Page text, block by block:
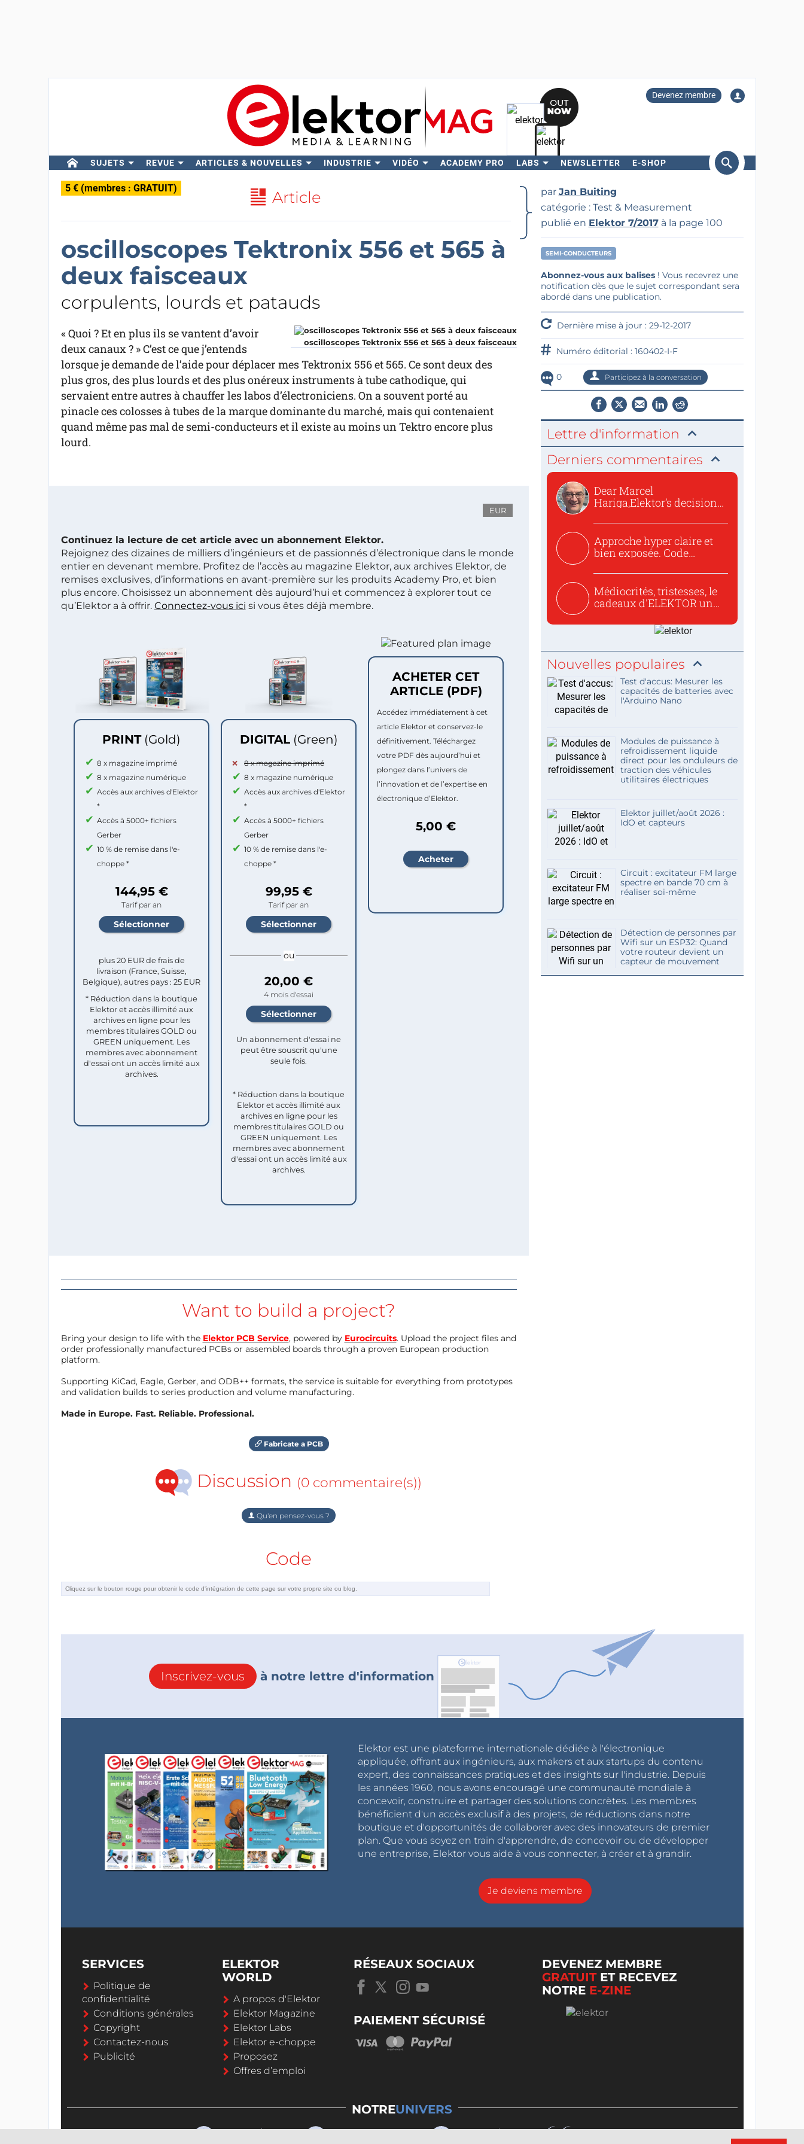
Devenez membre
SUJETS REVUE ARTICLES & NOUVELLES INDUSTRIE VIDÉO ACADEMY PRO LABS NEWSLETTER E-SHOP
Rechercher
5 € (membres : GRATUIT) Article
oscilloscopes Tektronix 556 et 565 à
deux faisceaux
corpulents, lourds et patauds
oscilloscopes Tektronix 556 et 565 à deux faisceaux
« Quoi ? Et en plus ils se vantent d’avoir
deux canaux ? » C’est ce que j’entends
lorsque je demande de l’aide pour déplacer mes Tektronix 556 et 565. Ce sont deux des
plus gros, des plus lourds et des plus onéreux instruments à tube cathodique, qui
servaient entre autres à chauffer les labos d’électroniciens. On a souvent porté au
pinacle ces colosses à tubes de la marque dominante du marché, mais qui contenaient
quand même pas mal de semi-conducteurs et il existe au moins un Tektro encore plus
lourd.
EUR
Continuez la lecture de cet article avec un abonnement Elektor.
Rejoignez des dizaines de milliers d’ingénieurs et de passionnés d’électronique dans le monde
entier en devenant membre. Profitez de l’accès au magazine Elektor, aux archives Elektor, de
remises exclusives, d’informations en avant-première sur les produits Academy Pro, et bien
plus encore. Choisissez un abonnement dès aujourd’hui et commencez à explorer tout ce
qu’Elektor a à offrir. Connectez-vous ici si vous êtes déjà membre.
PRINT (Gold)
8 x magazine imprimé
8 x magazine numérique
Accès aux archives d'Elektor
*
Accès à 5000+ fichiers
Gerber
10 % de remise dans l'e-
choppe *
144,95 €
Tarif par an
plus 20 EUR de frais de
livraison (France, Suisse,
Belgique), autres pays : 25 EUR
* Réduction dans la boutique
Elektor et accès illimité aux
archives en ligne pour les
membres titulaires GOLD ou
GREEN uniquement. Les
membres avec abonnement
d'essai ont un accès limité aux
archives.
DIGITAL (Green)
8 x magazine imprimé
8 x magazine numérique
Accès aux archives d'Elektor
*
Accès à 5000+ fichiers
Gerber
10 % de remise dans l'e-
choppe *
99,95 €
Tarif par an
ou
20,00 €
4 mois d'essai
Un abonnement d'essai ne
peut être souscrit qu'une
seule fois.​
* Réduction dans la boutique
Elektor et accès illimité aux
archives en ligne pour les
membres titulaires GOLD ou
GREEN uniquement. Les
membres avec abonnement
d'essai ont un accès limité aux
archives.
ACHETER CET
ARTICLE (PDF)
Accédez immédiatement à cet
article Elektor et conservez-le
définitivement. Téléchargez
votre PDF dès aujourd’hui et
plongez dans l’univers de
l’innovation et de l’expertise en
électronique d’Elektor.
5,00 €
Want to build a project?
Bring your design to life with the Elektor PCB Service, powered by Eurocircuits. Upload the project files and
order professionally manufactured PCBs or assembled boards through a proven European production
platform.
Supporting KiCad, Eagle, Gerber, and ODB++ formats, the service is suitable for everything from prototypes
and validation builds to series production and volume manufacturing.
Made in Europe. Fast. Reliable. Professional.
Fabricate a PCB
Discussion (0 commentaire(s))
Qu'en pensez-vous ?
Code
par Jan Buiting
catégorie : Test & Measurement
publié en Elektor 7/2017à la page 100
SEMI-CONDUCTEURS
Abonnez-vous aux balises! Vous recevrez une
notification dès que le sujet correspondant sera
abordé dans une publication.
Dernière mise à jour : 29-12-2017
Numéro éditorial : 160402-I-F
0 Participez à la conversation
Lettre d'information
Derniers commentaires
Dear Marcel
Hariga,Elektor’s decision
Approche hyper claire et
bien exposée. Code
Médiocrités, tristesses, le
cadeaux d'ELEKTOR un
Nouvelles populaires
Test d'accus: Mesurer les
capacités de batteries avec
l'Arduino Nano
Modules de puissance à
refroidissement liquide
direct pour les onduleurs de
traction des véhicules
utilitaires électriques
Elektor juillet/août 2026 :
IdO et capteurs
Circuit : excitateur FM large
spectre en bande 70 cm à
réaliser soi-même
Détection de personnes par
Wifi sur un ESP32: Quand
votre routeur devient un
capteur de mouvement
Inscrivez-vous à notre lettre d'information
Elektor est une plateforme internationale dédiée à l'électronique
appliquée, offrant aux ingénieurs, aux makers et aux startups du contenu
expert, des connaissances pratiques et des insights sur l'industrie. Depuis
les années 1960, nous avons encouragé une communauté mondiale à
concevoir, construire et partager des solutions concrètes. Les membres
bénéficient d'un accès exclusif à des projets, de réductions dans notre
boutique et d'opportunités de collaborer avec des innovateurs de premier
plan. Que vous soyez en train d'apprendre, de concevoir ou de développer
une entreprise, Elektor vous aide à vous connecter, à créer et à grandir.
Je deviens membre
SERVICES
Politique de
confidentialité
Conditions générales
Copyright
Contactez-nous
Publicité
ELEKTOR
WORLD
A propos d'Elektor
Elektor Magazine
Elektor Labs
Elektor e-choppe
Proposez
Offres d’emploi
RÉSEAUX SOCIAUX
PAIEMENT SÉCURISÉ
DEVENEZ MEMBRE
GRATUITET RECEVEZ
NOTRE E-ZINE
NOTREUNIVERS